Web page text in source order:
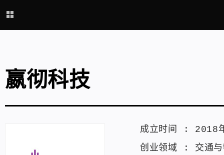
嬴彻科技
成立时间 : 2018
创业领域 : 交通